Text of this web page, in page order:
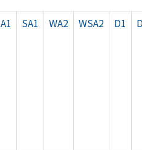
A1 SA1 WA2 WSA2 D1